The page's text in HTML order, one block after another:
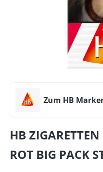
Zum HB
HB
ROT BIG PACK